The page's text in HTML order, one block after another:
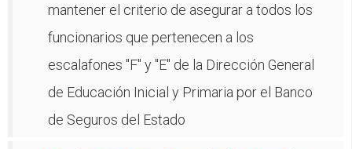
mantener el criterio de asegurar a todos los
funcionarios que pertenecen a los
escalafones "F" y "E" de la Dirección General
de Educación Inicial y Primaria por el Banco
de Seguros del Estado